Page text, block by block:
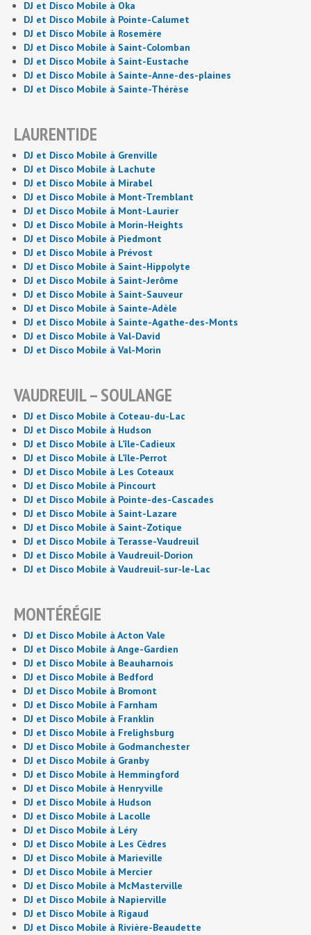
DJ et Disco Mobile à Oka
DJ et Disco Mobile à Pointe-Calumet
DJ et Disco Mobile à Rosemère
DJ et Disco Mobile à Saint-Colomban
DJ et Disco Mobile à Saint-Eustache
DJ et Disco Mobile à Sainte-Anne-des-plaines
DJ et Disco Mobile à Sainte-Thérèse
LAURENTIDE
DJ et Disco Mobile à Grenville
DJ et Disco Mobile à Lachute
DJ et Disco Mobile à Mirabel
DJ et Disco Mobile à Mont-Tremblant
DJ et Disco Mobile à Mont-Laurier
DJ et Disco Mobile à Morin-Heights
DJ et Disco Mobile à Piedmont
DJ et Disco Mobile à Prévost
DJ et Disco Mobile à Saint-Hippolyte
DJ et Disco Mobile à Saint-Jerôme
DJ et Disco Mobile à Saint-Sauveur
DJ et Disco Mobile à Sainte-Adèle
DJ et Disco Mobile à Sainte-Agathe-des-Monts
DJ et Disco Mobile à Val-David
DJ et Disco Mobile à Val-Morin
VAUDREUIL – SOULANGE
DJ et Disco Mobile à Coteau-du-Lac
DJ et Disco Mobile à Hudson
DJ et Disco Mobile à L’île-Cadieux
DJ et Disco Mobile à L’île-Perrot
DJ et Disco Mobile à Les Coteaux
DJ et Disco Mobile à Pincourt
DJ et Disco Mobile à Pointe-des-Cascades
DJ et Disco Mobile à Saint-Lazare
DJ et Disco Mobile à Saint-Zotique
DJ et Disco Mobile à Terasse-Vaudreuil
DJ et Disco Mobile à Vaudreuil-Dorion
DJ et Disco Mobile à Vaudreuil-sur-le-Lac
MONTÉRÉGIE
DJ et Disco Mobile à Acton Vale
DJ et Disco Mobile à Ange-Gardien
DJ et Disco Mobile à Beauharnois
DJ et Disco Mobile à Bedford
DJ et Disco Mobile à Bromont
DJ et Disco Mobile à Farnham
DJ et Disco Mobile à Franklin
DJ et Disco Mobile à Frelighsburg
DJ et Disco Mobile à Godmanchester
DJ et Disco Mobile à Granby
DJ et Disco Mobile à Hemmingford
DJ et Disco Mobile à Henryville
DJ et Disco Mobile à Hudson
DJ et Disco Mobile à Lacolle
DJ et Disco Mobile à Léry
DJ et Disco Mobile à Les Cèdres
DJ et Disco Mobile à Marieville
DJ et Disco Mobile à Mercier
DJ et Disco Mobile à McMasterville
DJ et Disco Mobile à Napierville
DJ et Disco Mobile à Rigaud
DJ et Disco Mobile à Rivière-Beaudette